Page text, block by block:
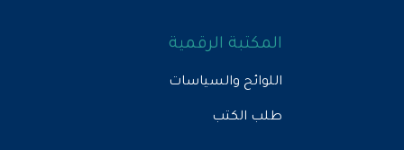
المكتبة الرقمية
اللوائح والسياسات
طلب الكتب